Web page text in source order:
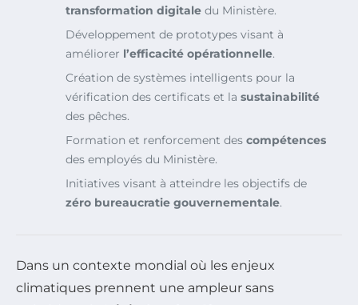
transformation digitale du Ministère.
Développement de prototypes visant à
améliorer l’efficacité opérationnelle.
Création de systèmes intelligents pour la
vérification des certificats et la sustainabilité
des pêches.
Formation et renforcement des compétences
des employés du Ministère.
Initiatives visant à atteindre les objectifs de
zéro bureaucratie gouvernementale.
Dans un contexte mondial où les enjeux
climatiques prennent une ampleur sans